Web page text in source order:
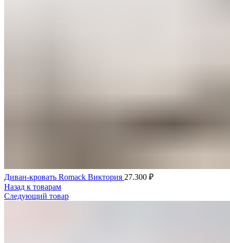
Диван-кровать Romack Виктория 27.300 ₽
Назад к товарам
Следующий товар